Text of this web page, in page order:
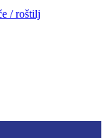
/ roštilj